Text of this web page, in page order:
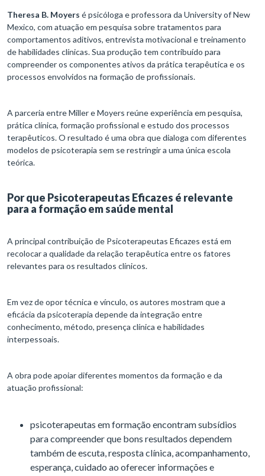
Theresa B. Moyers é psicóloga e professora da University of New
Mexico, com atuação em pesquisa sobre tratamentos para
comportamentos aditivos, entrevista motivacional e treinamento
de habilidades clínicas. Sua produção tem contribuído para
compreender os componentes ativos da prática terapêutica e os
processos envolvidos na formação de profissionais.
A parceria entre Miller e Moyers reúne experiência em pesquisa,
prática clínica, formação profissional e estudo dos processos
terapêuticos. O resultado é uma obra que dialoga com diferentes
modelos de psicoterapia sem se restringir a uma única escola
teórica.
Por que Psicoterapeutas Eficazes é relevante
para a formação em saúde mental
A principal contribuição de Psicoterapeutas Eficazes está em
recolocar a qualidade da relação terapêutica entre os fatores
relevantes para os resultados clínicos.
Em vez de opor técnica e vínculo, os autores mostram que a
eficácia da psicoterapia depende da integração entre
conhecimento, método, presença clínica e habilidades
interpessoais.
A obra pode apoiar diferentes momentos da formação e da
atuação profissional:
psicoterapeutas em formação encontram subsídios
para compreender que bons resultados dependem
também de escuta, resposta clínica, acompanhamento,
esperança, cuidado ao oferecer informações e